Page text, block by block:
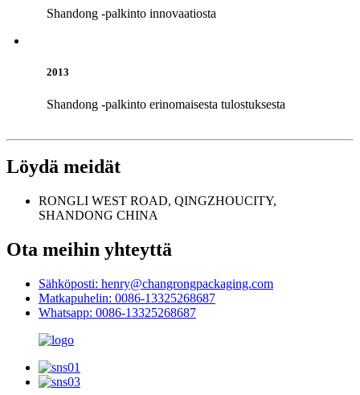
Shandong -palkinto innovaatiosta
2013
Shandong -palkinto erinomaisesta tulostuksesta
Löydä meidät
RONGLI WEST ROAD, QINGZHOUCITY,
SHANDONG CHINA
Ota meihin yhteyttä
Sähköposti: henry@changrongpackaging.com
Matkapuhelin: 0086-13325268687
Whatsapp: 0086-13325268687